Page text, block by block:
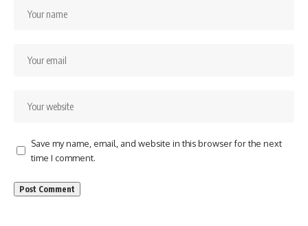
Save my name, email, and website in this browser for the next
time I comment.